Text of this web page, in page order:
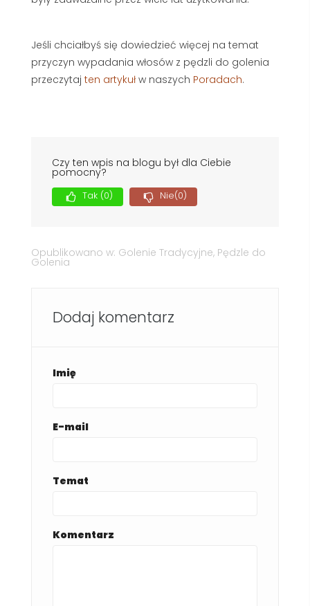
Jeśli chciałbyś się dowiedzieć więcej na temat
przyczyn wypadania włosów z pędzli do golenia
przeczytaj ten artykułw naszych Poradach.
Czy ten wpis na blogu był dla Ciebie
pomocny?
Tak (0) Nie(0)
Opublikowano w: Golenie Tradycyjne, Pędzle do
Golenia
Dodaj komentarz
Imię
E-mail
Temat
Komentarz